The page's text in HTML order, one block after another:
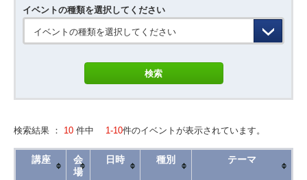
イベントの種類を選択してください
イベントの種類を選択してください
検索結果 ： 10 件中 1-10件のイベントが表示されています。
講座
会
場
日時 種別 テーマ